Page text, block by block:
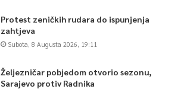
Protest zeničkih rudara do ispunjenja
zahtjeva
Subota, 8 Augusta 2026, 19:11
Željezničar pobjedom otvorio sezonu,
Sarajevo protiv Radnika